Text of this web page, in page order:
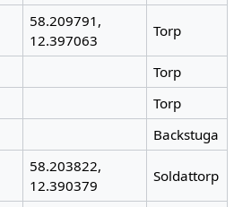
58.209791,
12.397063
Torp
Torp
Torp
Backstuga
58.203822,
12.390379
Soldattorp